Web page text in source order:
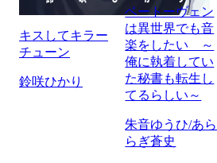
キスしてキラー
チューン
鈴咲ひかり
ベートーヴェン
は異世界でも音
楽をしたい ～
俺に執着してい
た秘書も転生し
てるらしい～
朱音ゆうひ/あら
らぎ蒼史